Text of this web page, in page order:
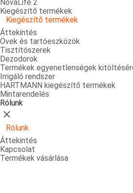
NovaLife 2
Kiegészítő termékek
Kiegészítő termékek
Áttekintés
Övek és tartóeszközök
Tisztítószerek
Dezodorok
Termékek egyenetlenségek
Irrigáló rendszer
HARTMANN kiegészítő termékek
Mintarendelés
Rólunk
Bezárás
Rólunk
Áttekintés
Kapcsolat
Termékek vásárlása